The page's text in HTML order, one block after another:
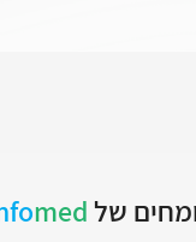
של med